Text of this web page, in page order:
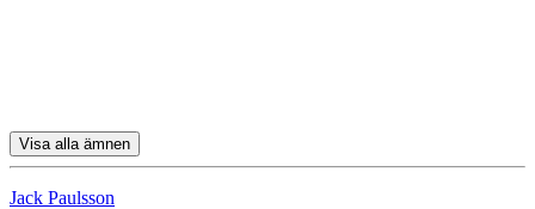
Visa alla ämnen
Jack Paulsson